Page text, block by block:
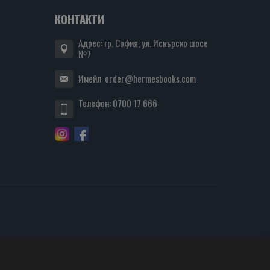
КОНТАКТИ
Адрес: гр. София, ул. Искърско шосе
№7
Имейл:order@hermesbooks.com
Телефон:0700 17 666